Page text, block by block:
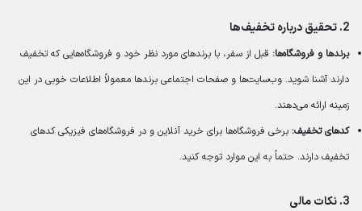
2. تحقیق درباره تخفیف‌ها
برندها و فروشگاه‌ها: قبل از سفر، با برندهای مورد نظر خود و فروشگاه‌هایی که تخفیف
دارند آشنا شوید. وب‌سایت‌ها و صفحات اجتماعی برندها معمولاً اطلاعات خوبی در این
زمینه ارائه می‌دهند.
کدهای تخفیف: برخی فروشگاه‌ها برای خرید آنلاین و در فروشگاه‌های فیزیکی کدهای
تخفیف دارند. حتماً به این موارد توجه کنید.
3. نکات مالی